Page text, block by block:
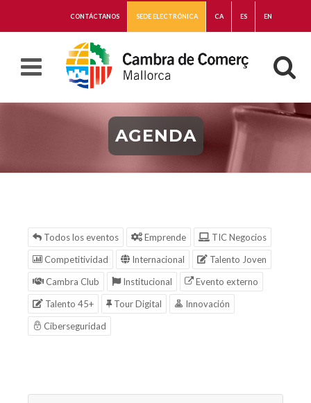
CONTÁCTANOS SEDE ELECTRÓNICA CA ES EN
AGENDA
Todos los eventos Emprende
TIC Negocios
Competitividad
Internacional
Talento Joven
Cambra Club
Institucional
Evento externo
Talento 45+
Tour Digital
Innovación
Ciberseguridad